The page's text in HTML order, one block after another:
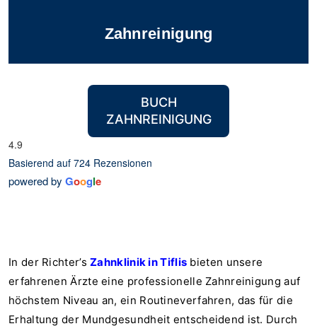
Zahnreinigung
BUCH
ZAHNREINIGUNG
4.9
Basierend auf 724 Rezensionen
powered by Google
In der Richter’sZahnklinik in Tiflis bieten unsere
erfahrenen Ärzte eine professionelle Zahnreinigung auf
höchstem Niveau an, ein Routineverfahren, das für die
Erhaltung der Mundgesundheit entscheidend ist. Durch